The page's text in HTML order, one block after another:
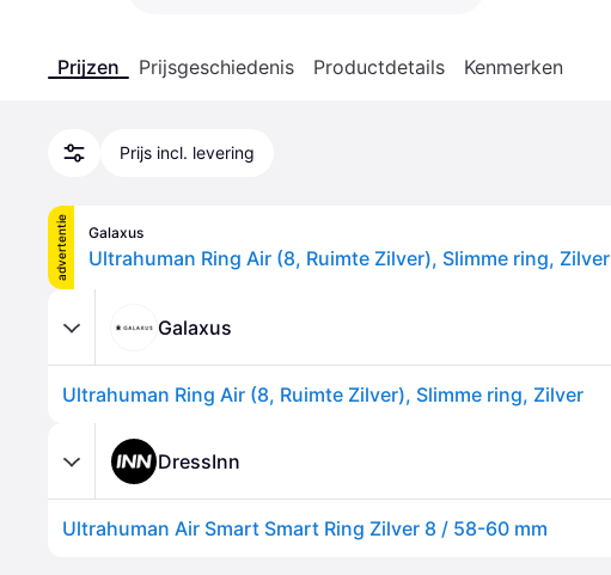
Prijzen Prijsgeschiedenis Productdetails Kenmerken
Prijs incl. levering
advertentie Galaxus
Ultrahuman Ring Air (8, Ruimte Zilver), Slimme ring, Zilver
Galaxus
Ultrahuman Ring Air (8, Ruimte Zilver), Slimme ring, Zilver
DressInn
Ultrahuman Air Smart Smart Ring Zilver 8 / 58-60 mm